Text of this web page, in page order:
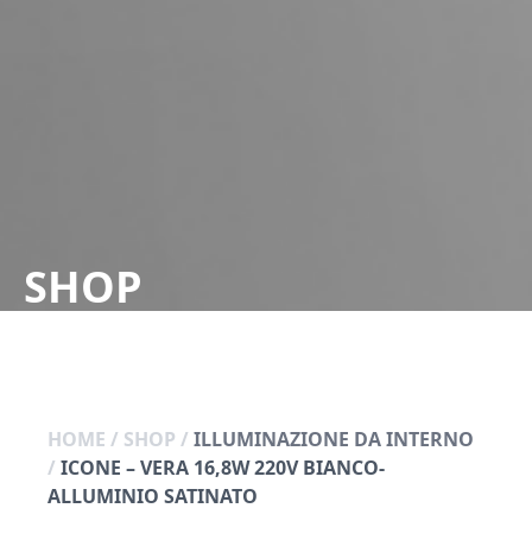
SHOP
HOME / SHOP / ILLUMINAZIONE DA INTERNO
/ ICONE – VERA 16,8W 220V BIANCO-
ALLUMINIO SATINATO